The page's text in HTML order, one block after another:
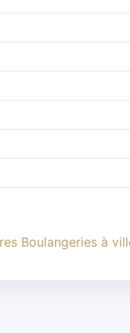
Boulangeries à